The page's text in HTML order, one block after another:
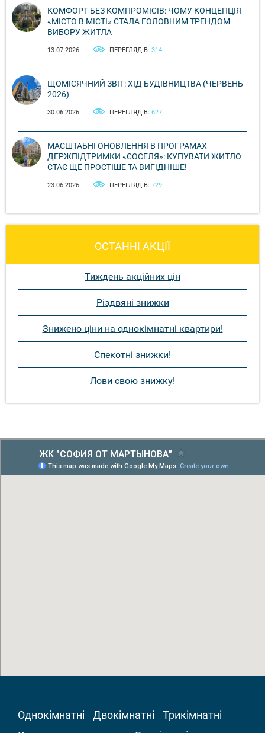
КОМФОРТ БЕЗ КОМПРОМІСІВ: ЧОМУ КОНЦЕПЦІЯ
«МІСТО В МІСТІ» СТАЛА ГОЛОВНИМ ТРЕНДОМ
ВИБОРУ ЖИТЛА
13.07.2026 ПЕРЕГЛЯДІВ: 314
ЩОМІСЯЧНИЙ ЗВІТ: ХІД БУДІВНИЦТВА (ЧЕРВЕНЬ
2026)
30.06.2026 ПЕРЕГЛЯДІВ: 627
МАСШТАБНІ ОНОВЛЕННЯ В ПРОГРАМАХ
ДЕРЖПІДТРИМКИ «ЄОСЕЛЯ»: КУПУВАТИ ЖИТЛО
СТАЄ ЩЕ ПРОСТІШЕ ТА ВИГІДНІШЕ!
23.06.2026 ПЕРЕГЛЯДІВ: 729
ОСТАННІ АКЦІЇ
Тиждень акційних цін
Різдвяні знижки
Знижено ціни на однокімнатні квартири!
Спекотні знижки!
Лови свою знижку!
Однокімнатні Двокімнатні
Трикімнатні